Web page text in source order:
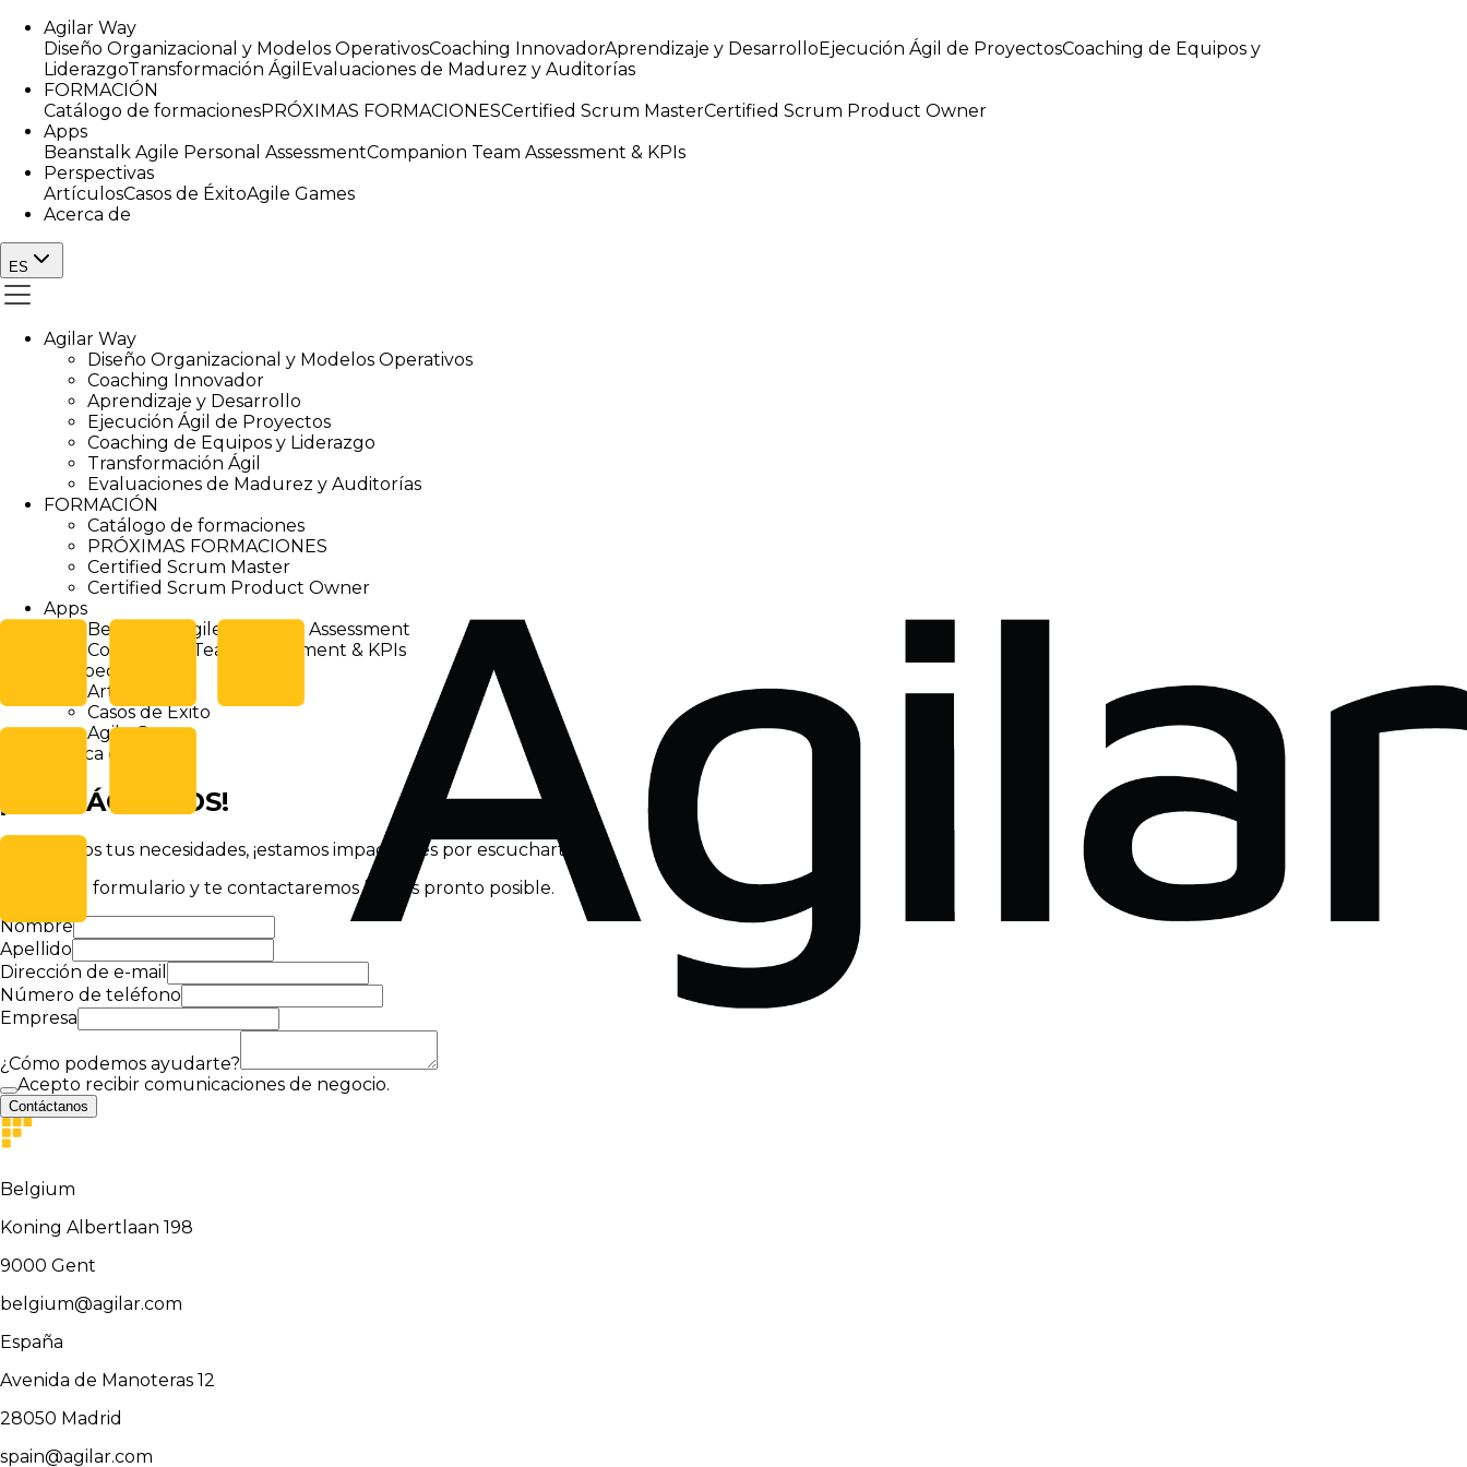
Agilar Way
Diseño Organizacional y Modelos OperativosCoaching InnovadorAprendizaje y DesarrolloEjecución Ágil de ProyectosCoaching de Equipos y
LiderazgoTransformación Ágil Evaluaciones de Madurez y Auditorías
FORMACIÓN
Catálogo de formacionesPRÓXIMAS FORMACIONESCertified Scrum MasterCertified Scrum Product Owner
Apps
Beanstalk Agile Personal AssessmentCompanion Team Assessment & KPIs
Perspectivas
ArtículosCasos de ÉxitoAgile Games
Acerca de
ES
Agilar Way
Diseño Organizacional y Modelos Operativos
Coaching Innovador
Aprendizaje y Desarrollo
Ejecución Ágil de Proyectos
Coaching de Equipos y Liderazgo
Transformación Ágil
Evaluaciones de Madurez y Auditorías
FORMACIÓN
Catálogo de formaciones
PRÓXIMAS FORMACIONES
Certified Scrum Master
Certified Scrum Product Owner
Apps
Beanstalk Agile Personal Assessment
Companion Team Assessment & KPIs
Perspectivas
Artículos
Casos de Éxito
Agile Games
Acerca de
¡CONTÁCTANOS!
Discutamos tus necesidades, ¡estamos impacientes por escucharte!
Rellena el formulario y te contactaremos lo más pronto posible.
Nombre
Apellido
Dirección de e-mail
Número de teléfono
Empresa
¿Cómo podemos ayudarte?
Acepto recibir comunicaciones de negocio.
Contáctanos
Belgium
Koning Albertlaan 198
9000 Gent
belgium@agilar.com
España
Avenida de Manoteras 12
28050 Madrid
spain@agilar.com